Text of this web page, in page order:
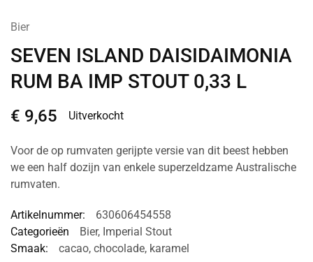
Bier
SEVEN ISLAND DAISIDAIMONIA
RUM BA IMP STOUT 0,33 L
€ 9,65 Uitverkocht
Voor de op rumvaten gerijpte versie van dit beest hebben
we een half dozijn van enkele superzeldzame Australische
rumvaten.
Artikelnummer:
630606454558
Categorieën
Bier, Imperial Stout
Smaak:
cacao, chocolade, karamel